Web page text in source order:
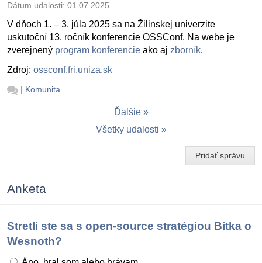
Dátum udalosti: 01.07.2025
V dňoch 1. – 3. júla 2025 sa na Žilinskej univerzite
uskutoční 13. ročník konferencie OSSConf. Na webe je
zverejnený program konferencie ako aj zborník.
Zdroj: ossconf.fri.uniza.sk
| Komunita
Ďalšie
Všetky udalosti
Pridať správu
Anketa
Stretli ste sa s open-source stratégiou Bitka o
Wesnoth?